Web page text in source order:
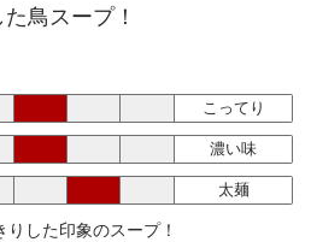
鳥スープ！
こってり
濃い味
太麺
した印象のスープ！